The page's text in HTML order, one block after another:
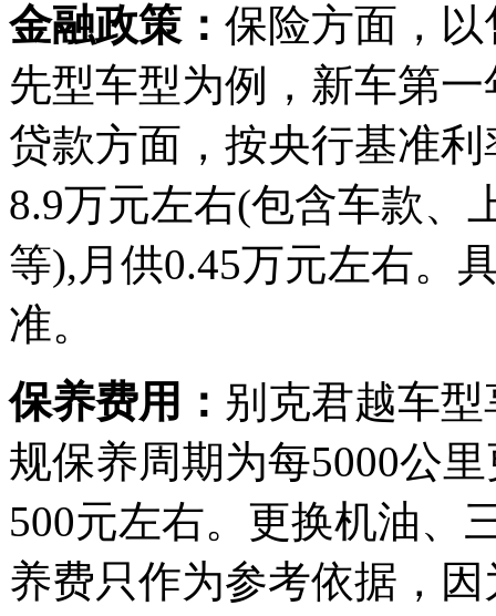
金融政策： 保险方面，以
先型车型为例，新车第
贷款方面，按央行基准
8.9万元左右(包含车款、
等),月供0.45万元左右。
准。
保养费用： 别克君越车
规保养周期为每5000公
500元左右。更换机油、
养费只作为参考依据，